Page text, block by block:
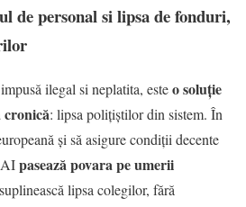
de personal si lipsa de fonduri,
ilegal si neplatita, esteo soluție
cronică: lipsa polițiștilor din sistem. În
și să asigure condiții decente
pasează povara pe umerii
lipsa colegilor, fără